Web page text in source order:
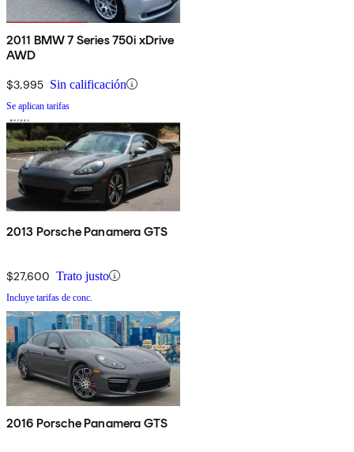
2011 BMW 7 Series 750i xDrive
AWD
$3,995 Sin calificación
Se aplican tarifas
2013 Porsche Panamera GTS
$27,600 Trato justo
Incluye tarifas de conc.
2016 Porsche Panamera GTS